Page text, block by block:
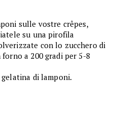
sulle vostre crêpes,
su una pirofila
con lo zucchero di
a 200 gradi per 5-8
di lamponi.